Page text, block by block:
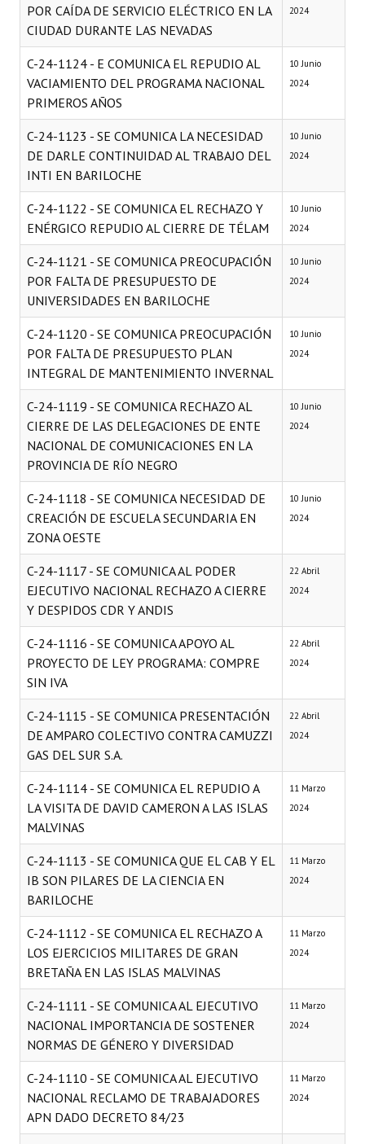
POR CAÍDA DE SERVICIO ELÉCTRICO EN LA
CIUDAD DURANTE LAS NEVADAS
2024
C-24-1124 - E COMUNICA EL REPUDIO AL
VACIAMIENTO DEL PROGRAMA NACIONAL
PRIMEROS AÑOS
10 Junio
2024
C-24-1123 - SE COMUNICA LA NECESIDAD
DE DARLE CONTINUIDAD AL TRABAJO DEL
INTI EN BARILOCHE
10 Junio
2024
C-24-1122 - SE COMUNICA EL RECHAZO Y
ENÉRGICO REPUDIO AL CIERRE DE TÉLAM
10 Junio
2024
C-24-1121 - SE COMUNICA PREOCUPACIÓN
POR FALTA DE PRESUPUESTO DE
UNIVERSIDADES EN BARILOCHE
10 Junio
2024
C-24-1120 - SE COMUNICA PREOCUPACIÓN
POR FALTA DE PRESUPUESTO PLAN
INTEGRAL DE MANTENIMIENTO INVERNAL
10 Junio
2024
C-24-1119 - SE COMUNICA RECHAZO AL
CIERRE DE LAS DELEGACIONES DE ENTE
NACIONAL DE COMUNICACIONES EN LA
PROVINCIA DE RÍO NEGRO
10 Junio
2024
C-24-1118 - SE COMUNICA NECESIDAD DE
CREACIÓN DE ESCUELA SECUNDARIA EN
ZONA OESTE
10 Junio
2024
C-24-1117 - SE COMUNICA AL PODER
EJECUTIVO NACIONAL RECHAZO A CIERRE
Y DESPIDOS CDR Y ANDIS
22 Abril
2024
C-24-1116 - SE COMUNICA APOYO AL
PROYECTO DE LEY PROGRAMA: COMPRE
SIN IVA
22 Abril
2024
C-24-1115 - SE COMUNICA PRESENTACIÓN
DE AMPARO COLECTIVO CONTRA CAMUZZI
GAS DEL SUR S.A.
22 Abril
2024
C-24-1114 - SE COMUNICA EL REPUDIO A
LA VISITA DE DAVID CAMERON A LAS ISLAS
MALVINAS
11 Marzo
2024
C-24-1113 - SE COMUNICA QUE EL CAB Y EL
IB SON PILARES DE LA CIENCIA EN
BARILOCHE
11 Marzo
2024
C-24-1112 - SE COMUNICA EL RECHAZO A
LOS EJERCICIOS MILITARES DE GRAN
BRETAÑA EN LAS ISLAS MALVINAS
11 Marzo
2024
C-24-1111 - SE COMUNICA AL EJECUTIVO
NACIONAL IMPORTANCIA DE SOSTENER
NORMAS DE GÉNERO Y DIVERSIDAD
11 Marzo
2024
C-24-1110 - SE COMUNICA AL EJECUTIVO
NACIONAL RECLAMO DE TRABAJADORES
APN DADO DECRETO 84/23
11 Marzo
2024